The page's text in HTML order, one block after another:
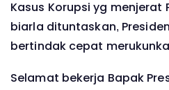
Kasus Korupsi yg menjerat
biarla dituntaskan,
bertindak cepat
Selamat bekerja Bapak